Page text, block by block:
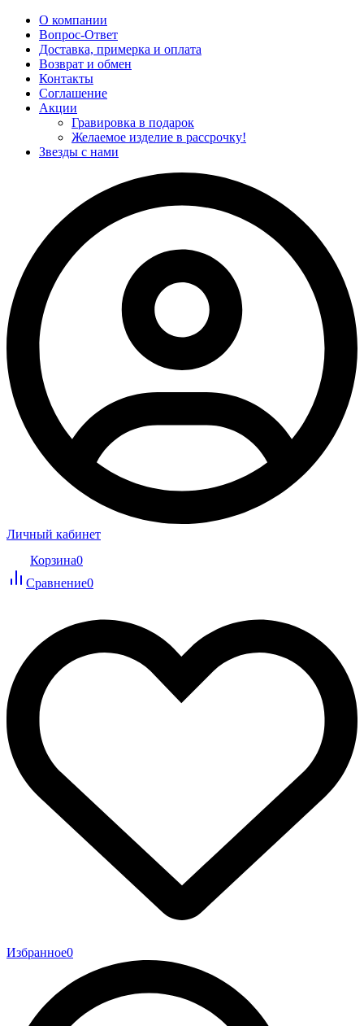
О компании
Вопрос-Ответ
Доставка, примерка и оплата
Возврат и обмен
Контакты
Соглашение
Акции
Гравировка в подарок
Желаемое изделие в рассрочку!
Звезды с нами
Личный кабинет
Корзина0
Сравнение0
Избранное0